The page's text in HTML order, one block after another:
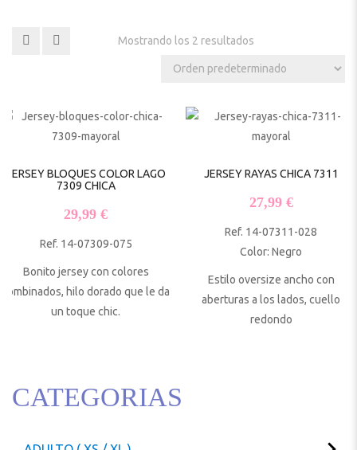
Mostrando los 2 resultados
JERSEY BLOQUES COLOR LAGO
7309 CHICA
29,99€
Ref. 14-07309-075
Bonito jersey con colores
combinados, hilo dorado que le da
un toque chic.
JERSEY RAYAS CHICA 7311
27,99 €
Ref. 14-07311-028
Color: Negro
Estilo oversize ancho con
aberturas a los lados, cuello
redondo
CATEGORIAS